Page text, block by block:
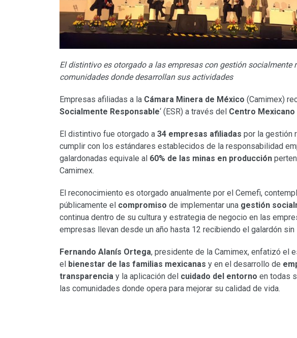
El distintivo es otorgado a las empresas con gestión socialmente
comunidades donde desarrollan sus actividades
Empresas afiliadas a la Cámara Minera de México (Camimex)
Socialmente Responsable‘ (ESR) a través del Centro
El distintivo fue otorgado a 34 empresas afiliadas por la gestión
cumplir con los estándares establecidos de la responsabilidad
galardonadas equivale al 60% de las minas en producción
Camimex.
El reconocimiento es otorgado anualmente por el Cemefi,
públicamente el compromiso de implementar una gestión
continua dentro de su cultura y estrategia de negocio en las
empresas llevan desde un año hasta 12 recibiendo el galardón sin
Fernando Alanís Ortega, presidente de la Camimex, enfatizó el
el bienestar de las familias mexicanas y en el desarrollo de
transparencia y la aplicación del cuidado del entorno en todas
las comunidades donde opera para mejorar su calidad de vida.